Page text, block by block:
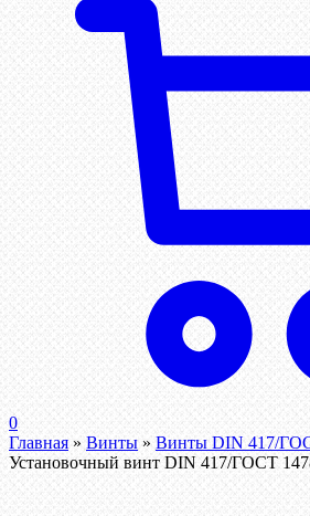
0
Главная » Винты » Винты DIN 417/
Установочный винт DIN 417/ГОСТ